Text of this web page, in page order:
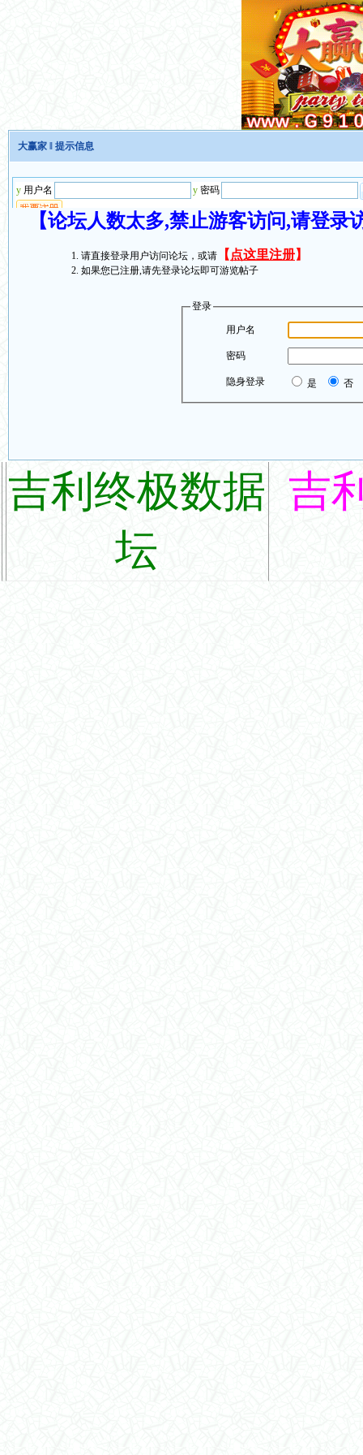
大赢家 ‖ 提示信息
【论坛人数太多,禁止游客访问,请登
请直接登录用户访问论坛，或请 【 点这里注册】
如果您已注册,请先登录论坛即可游览帖子
登录
用户名
密码
隐身登录 是 否
吉利终极数据
坛
吉